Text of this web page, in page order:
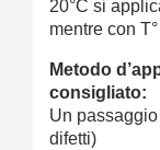
20°C si
mentre con
Metodo
consigliato:
Un
difetti)